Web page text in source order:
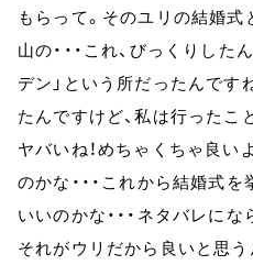
もらって。そのユリの結婚式
山の・・・これ、びっくりした
デン」という所だったんです
たんですけど、私は行ったこ
ヤバいね！めちゃくちゃ良い
のかな・・・これから結婚式
いいのかな・・・ネタバレにな
それがウリだから良いと思う